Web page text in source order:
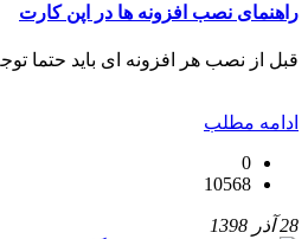
راهنمای نصب افزونه ها در اپن کارت
قبل از نصب هر افزونه ای باید حتما
ادامه مطلب
0
10568
28 آذر 1398